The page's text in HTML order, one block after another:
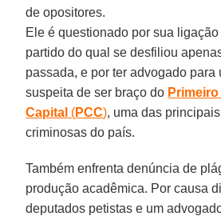
de opositores.
Ele é questionado por sua ligação
partido do qual se desfiliou
passada, e por ter advogado para
suspeita de ser braço do
Capital (PCC), uma das
criminosas do país.
Também enfrenta denúncia de
produção acadêmica. Por causa
deputados petistas e um